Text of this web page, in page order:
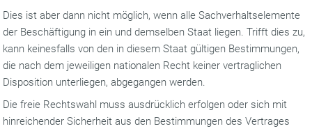
Dies ist aber dann nicht möglich, wenn alle Sachverhaltselemente
der Beschäftigung in ein und demselben Staat liegen. Trifft dies zu,
kann keinesfalls von den in diesem Staat gültigen Bestimmungen,
die nach dem jeweiligen nationalen Recht keiner vertraglichen
Disposition unterliegen, abgegangen werden.
Die freie Rechtswahl muss ausdrücklich erfolgen oder sich mit
hinreichender Sicherheit aus den Bestimmungen des Vertrages